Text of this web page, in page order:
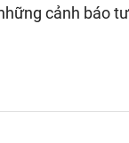
cảnh báo